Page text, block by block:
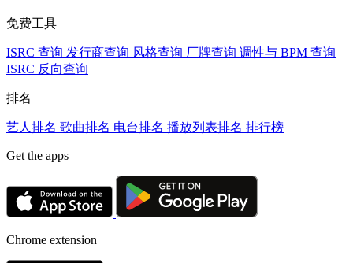
免费工具
ISRC 查询 发行商查询 风格查询 厂牌查询 调性与 BPM 查询
ISRC 反向查询
排名
艺人排名 歌曲排名 电台排名 播放列表排名 排行榜
Get the apps
Chrome extension